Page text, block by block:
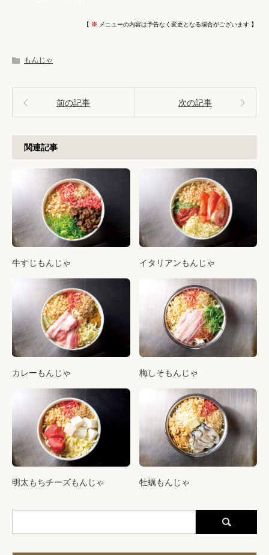
【 ※ メニューの内容は予告なく変更となる場合がございます 】
もんじゃ
前の記事 次の記事
関連記事
牛すじもんじゃ イタリアンもんじゃ
カレーもんじゃ 梅しそもんじゃ
明太もちチーズもんじゃ 牡蠣もんじゃ